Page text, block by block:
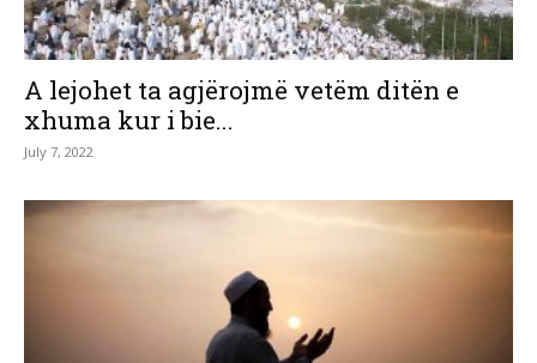
A lejohet ta agjërojmë vetëm ditën e
xhuma kur i bie...
July 7, 2022